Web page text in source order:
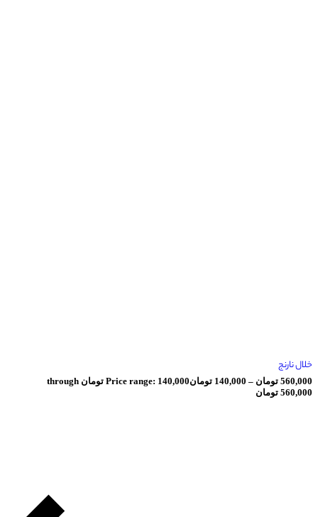
–
140,000 تومان Price range: 140,000 تومان through